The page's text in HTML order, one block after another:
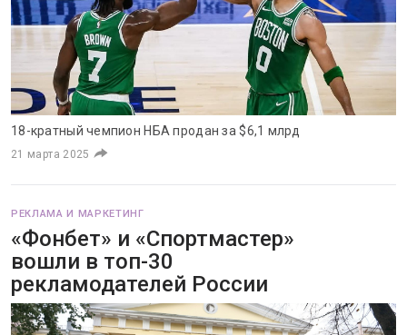
18-кратный чемпион НБА продан за $6,1 млрд
21 марта 2025
РЕКЛАМА И МАРКЕТИНГ
«Фонбет» и «Спортмастер»
вошли в топ-30
рекламодателей России